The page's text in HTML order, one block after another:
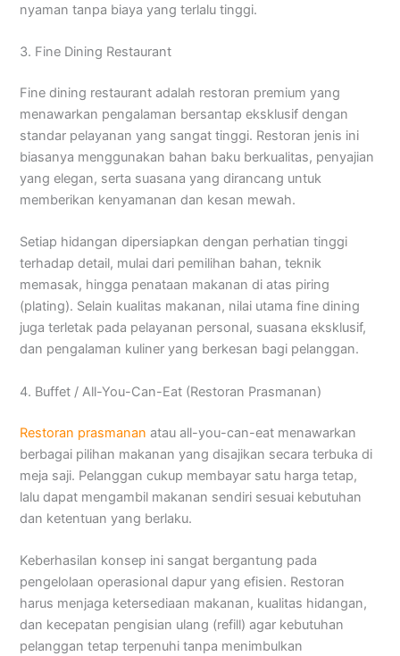
nyaman tanpa biaya yang terlalu tinggi.
3. Fine Dining Restaurant
Fine dining restaurant adalah restoran premium yang
menawarkan pengalaman bersantap eksklusif dengan
standar pelayanan yang sangat tinggi. Restoran jenis ini
biasanya menggunakan bahan baku berkualitas, penyajian
yang elegan, serta suasana yang dirancang untuk
memberikan kenyamanan dan kesan mewah.
Setiap hidangan dipersiapkan dengan perhatian tinggi
terhadap detail, mulai dari pemilihan bahan, teknik
memasak, hingga penataan makanan di atas piring
(plating). Selain kualitas makanan, nilai utama fine dining
juga terletak pada pelayanan personal, suasana eksklusif,
dan pengalaman kuliner yang berkesan bagi pelanggan.
4. Buffet / All-You-Can-Eat (Restoran Prasmanan)
Restoran prasmanan atau all-you-can-eat menawarkan
berbagai pilihan makanan yang disajikan secara terbuka di
meja saji. Pelanggan cukup membayar satu harga tetap,
lalu dapat mengambil makanan sendiri sesuai kebutuhan
dan ketentuan yang berlaku.
Keberhasilan konsep ini sangat bergantung pada
pengelolaan operasional dapur yang efisien. Restoran
harus menjaga ketersediaan makanan, kualitas hidangan,
dan kecepatan pengisian ulang (refill) agar kebutuhan
pelanggan tetap terpenuhi tanpa menimbulkan